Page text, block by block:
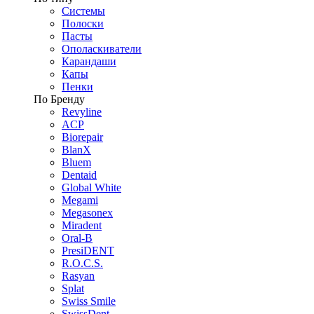
Системы
Полоски
Пасты
Ополаскиватели
Карандаши
Капы
Пенки
По Бренду
Revyline
ACP
Biorepair
BlanX
Bluem
Dentaid
Global White
Megami
Megasonex
Miradent
Oral-B
PresiDENT
R.O.C.S.
Rasyan
Splat
Swiss Smile